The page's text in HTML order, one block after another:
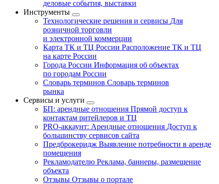
деловые события, выставки
Инструменты
Технологические решения и сервисы Для
розничной торговли
и электронной коммерции
Карта ТК и ТЦ России Расположение ТК и ТЦ
на карте России
Города России Информация об объектах
по городам России
Словарь терминов Словарь терминов
рынка
Сервисы и услуги
БП: арендные отношения Прямой доступ к
контактам ритейлеров и ТЦ
PRO-аккаунт: Арендные отношения Доступ к
большинству сервисов сайта
Предброкеридж Выявление потребности в аренде
помещения
Рекламодателю Реклама, баннеры, размещение
объекта
Отзывы Отзывы о портале